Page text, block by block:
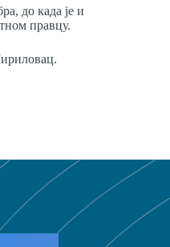
до када је и
правцу.